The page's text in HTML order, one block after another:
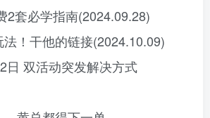
2套必学指南(2024.09.28)
法！干他的链接(2024.10.09)
日 双活动突发解决方式